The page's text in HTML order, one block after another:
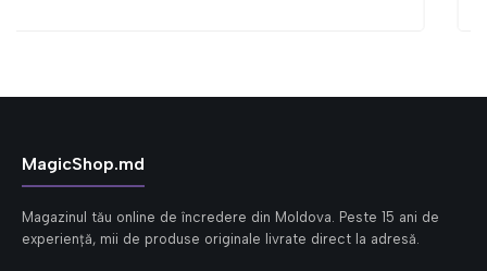
MagicShop.md
Magazinul tău online de încredere din Moldova. Peste 15 ani de
experiență, mii de produse originale livrate direct la adresă.